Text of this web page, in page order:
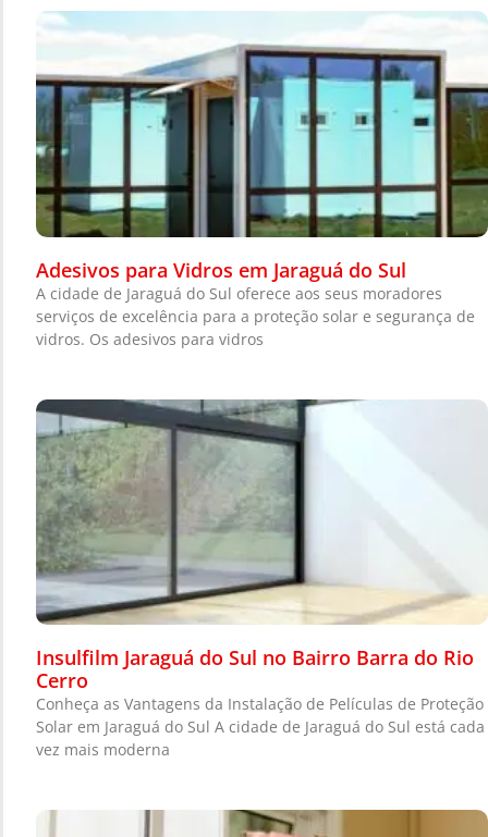
Adesivos para Vidros em Jaraguá do Sul
A cidade de Jaraguá do Sul oferece aos seus moradores
serviços de excelência para a proteção solar e segurança de
vidros. Os adesivos para vidros
Insulfilm Jaraguá do Sul no Bairro Barra do Rio
Cerro
Conheça as Vantagens da Instalação de Películas de Proteção
Solar em Jaraguá do Sul A cidade de Jaraguá do Sul está cada
vez mais moderna